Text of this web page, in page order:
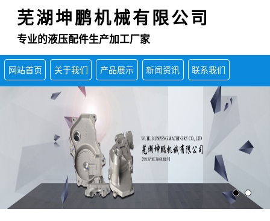
芜湖坤鹏机械有限公司
专业的液压配件生产加工厂家
网站首页 关于我们 产品展示 新闻资讯 联系我们